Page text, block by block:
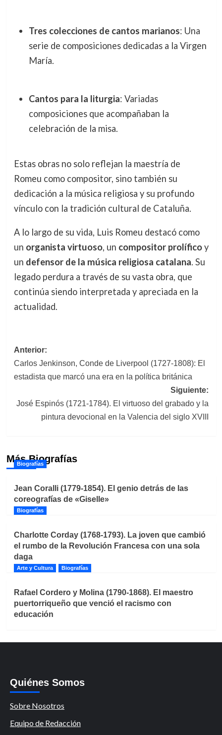
Tres colecciones de cantos marianos: Una
serie de composiciones dedicadas a la Virgen
María.
Cantos para la liturgia: Variadas
composiciones que acompañaban la
celebración de la misa.
Estas obras no solo reflejan la maestría de
Romeu como compositor, sino también su
dedicación a la música religiosa y su profundo
vínculo con la tradición cultural de Cataluña.
A lo largo de su vida, Luis Romeu destacó como
un organista virtuoso, un compositor prolíficoy
un defensor de la música religiosa catalana. Su
legado perdura a través de su vasta obra, que
continúa siendo interpretada y apreciada en la
actualidad.
Navegación
de
entradas
Anterior:
Carlos Jenkinson, Conde de Liverpool (1727-1808): El
estadista que marcó una era en la política británica
Siguiente:
José Espinós (1721-1784). El virtuoso del grabado y la
pintura devocional en la Valencia del siglo XVIII
Más Biografías
Biografías
Jean Coralli (1779-1854). El genio detrás de las
coreografías de «Giselle»
Biografías
Charlotte Corday (1768-1793). La joven que cambió
el rumbo de la Revolución Francesa con una sola
daga
Arte y Cultura Biografías
Rafael Cordero y Molina (1790-1868). El maestro
puertorriqueño que venció el racismo con
educación
Quiénes Somos
Sobre Nosotros
Equipo de Redacción